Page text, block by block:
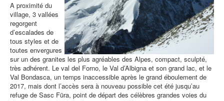
A proximité du
village, 3 vallées
regorgent
d’escalades de
tous styles et de
toutes envergures
sur un des granites les plus agréables des Alpes, compact, sculpté,
très adhérent. Le val del Forno, le Val d’Albigna et son grand lac, et le
Val Bondasca, un temps inaccessible après le grand éboulement de
2017, mais dont l’accès sera à nouveau possible cet été jusqu’au
refuge de Sasc Füra, point de départ des célèbres grandes voies du